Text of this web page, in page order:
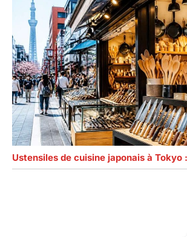
Ustensiles de cuisine japonais à Tokyo